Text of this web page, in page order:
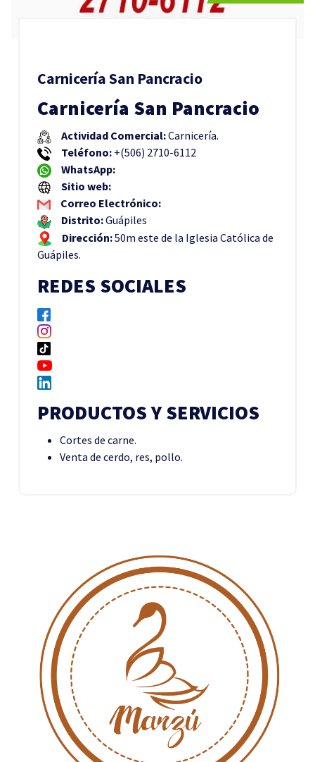
Carnicería San Pancracio
Carnicería San Pancracio
Actividad Comercial:Carnicería.
Teléfono: +(506) 2710-6112
WhatsApp:
Sitio web:
Correo Electrónico:
Distrito:Guápiles
Dirección:50m este de la Iglesia Católica de
Guápiles.
REDES SOCIALES
PRODUCTOS Y SERVICIOS
Cortes de carne.
Venta de cerdo, res, pollo.